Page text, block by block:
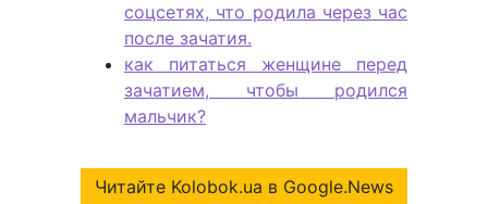
соцсетях, что родила через час
после зачатия.
как питаться женщине перед
зачатием, чтобы родился
мальчик?
Читайте Kolobok.ua в Google.News